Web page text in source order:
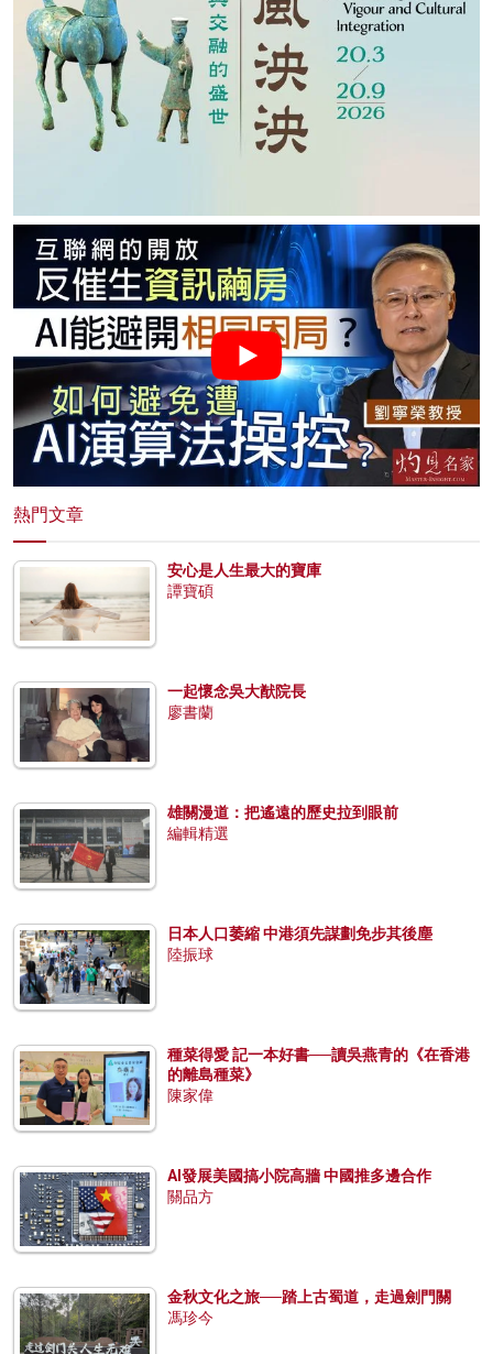
熱門文章
安心是人生最大的寶庫
譚寶碩
一起懷念吳大猷院長
廖書蘭
雄關漫道：把遙遠的歷史拉到眼前
編輯精選
日本人口萎縮 中港須先謀劃免步其後塵
陸振球
種菜得愛 記一本好書──讀吳燕青的《在香港
的離島種菜》
陳家偉
AI發展美國搞小院高牆 中國推多邊合作
關品方
金秋文化之旅──踏上古蜀道，走過劍門關
馮珍今